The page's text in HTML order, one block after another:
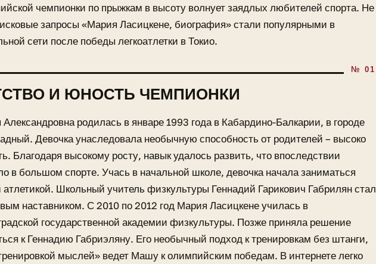
чемпионки по прыжкам в высоту волнует заядлых любителей спорта. Не
запросы «Мария Ласицкене, биография» стали популярными в
сети после победы легкоатлетки в Токио.
И ЮНОСТЬ ЧЕМПИОНКИ
родилась в январе 1993 года в Кабардино-Балкарии, в городе
Девочка унаследовала необычную способность от родителей – высоко
Благодаря высокому росту, навык удалось развить, что впоследствии
в большом спорте. Учась в начальной школе, девочка начала заниматься
атлетикой. Школьный учитель физкультуры Геннадий Гарикович Габрилян стал
наставником. С 2010 по 2012 год Мария Ласицкене училась в
государственной академии физкультуры. Позже приняла решение
к Геннадию Габриэляну. Его необычный подход к тренировкам без штанги,
мыслей» ведет Машу к олимпийским победам. В интернете легко